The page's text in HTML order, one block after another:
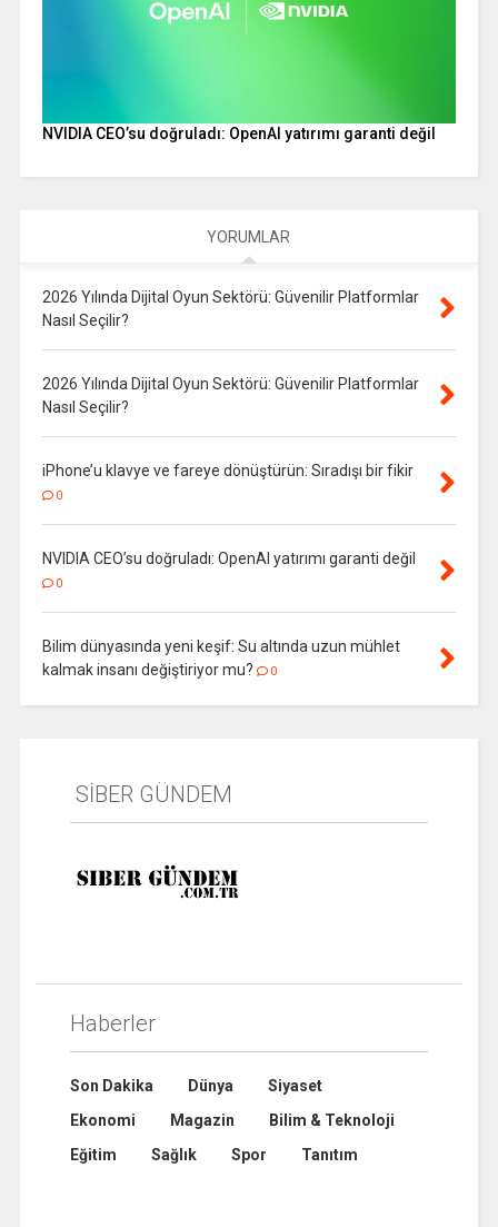
NVIDIA CEO’su doğruladı: OpenAI yatırımı garanti değil
YORUMLAR
2026 Yılında Dijital Oyun Sektörü: Güvenilir Platformlar
Nasıl Seçilir?
2026 Yılında Dijital Oyun Sektörü: Güvenilir Platformlar
Nasıl Seçilir?
iPhone’u klavye ve fareye dönüştürün: Sıradışı bir fikir
0
NVIDIA CEO’su doğruladı: OpenAI yatırımı garanti değil
0
Bilim dünyasında yeni keşif: Su altında uzun mühlet
kalmak insanı değiştiriyor mu?
0
SİBER GÜNDEM
Haberler
Son Dakika Dünya
Siyaset
Ekonomi
Magazin
Bilim & Teknoloji
Eğitim
Sağlık Spor Tanıtım